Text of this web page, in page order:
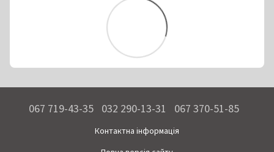
067 719-43-35 032 290-13-31 067 370-51-85
Контактна інформація